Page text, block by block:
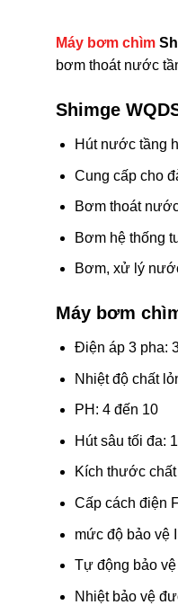
Máy bơm chìm
bơm thoát nước
Shimge
Hút nước tầng
Cung cấp cho
Bơm thoát
Bơm hệ thống
Bơm, xử lý
Máy bơm
Điện áp 3 pha:
Nhiệt độ chất
PH: 4 đến 10
Hút sâu tối đa:
Kích thước
Cấp cách điện
mức độ bảo vệ
Tự động bảo
Nhiệt bảo vệ